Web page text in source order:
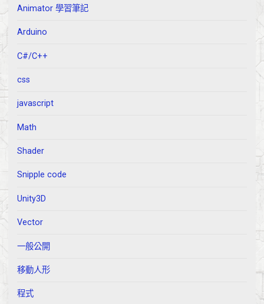
Animator 學習筆記
Arduino
C#/C++
css
javascript
Math
Shader
Snipple code
Unity3D
Vector
一般公開
移動人形
程式